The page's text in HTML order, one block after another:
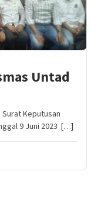
Untad
Surat Keputusan
9 Juni 2023 […]